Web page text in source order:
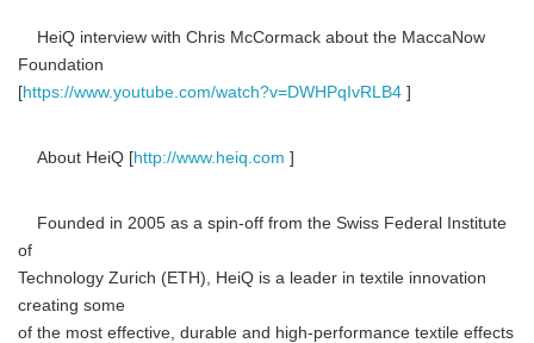
HeiQ interview with Chris McCormack about the MaccaNow
Foundation
[https://www.youtube.com/watch?v=DWHPqIvRLB4 ]
About HeiQ [http://www.heiq.com ]
Founded in 2005 as a spin-off from the Swiss Federal Institute
of
Technology Zurich (ETH), HeiQ is a leader in textile innovation
creating some
of the most effective, durable and high-performance textile effects